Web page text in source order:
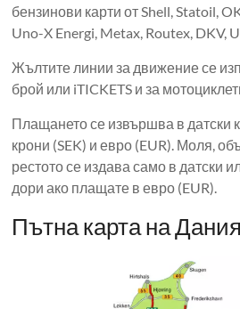
бензинови карти от Shell, Statoil,
Uno-X Energi, Metax, Routex, DKV,
Жълтите линии за движение се
брой или iTICKETS и за
Плащането се извършва в датски
крони (SEK) и евро (EUR). Моля,
рестото се издава само в датски
дори ако плащате в евро (EUR).
Пътна карта на Дания